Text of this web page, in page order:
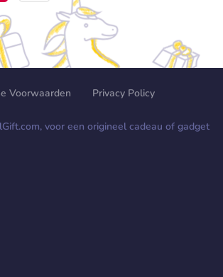
Voorwaarden Privacy Policy
voor een origineel cadeau of gadget